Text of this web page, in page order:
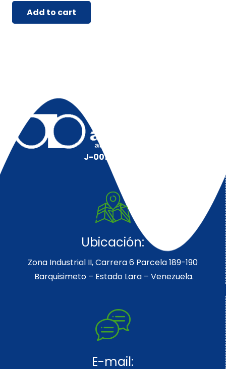
Add to cart
J-00128491-5
Ubicación:
Zona Industrial II, Carrera 6 Parcela 189-190
Barquisimeto – Estado Lara – Venezuela.
E-mail: